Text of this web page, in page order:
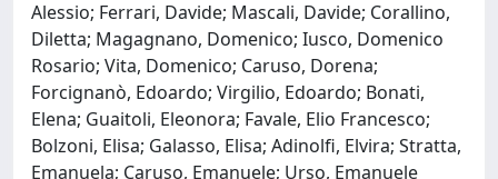
Alessio; Ferrari, Davide; Mascali, Davide; Corallino,
Diletta; Magagnano, Domenico; Iusco, Domenico
Rosario; Vita, Domenico; Caruso, Dorena;
Forcignanò, Edoardo; Virgilio, Edoardo; Bonati,
Elena; Guaitoli, Eleonora; Favale, Elio Francesco;
Bolzoni, Elisa; Galasso, Elisa; Adinolfi, Elvira; Stratta,
Emanuela; Caruso, Emanuele; Urso, Emanuele